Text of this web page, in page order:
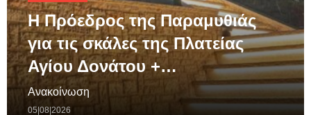
Η Πρόεδρος της Παραμυθιάς
για τις σκάλες της Πλατείας
Αγίου Δονάτου +…
Ανακοίνωση
05|08|2026